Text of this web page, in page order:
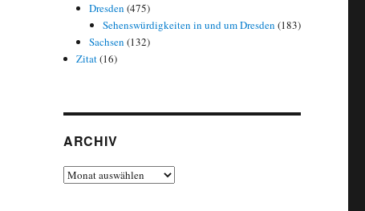
Dresden (475)
Sehenswürdigkeiten in und um Dresden (183)
Sachsen (132)
Zitat(16)
ARCHIV
Archiv